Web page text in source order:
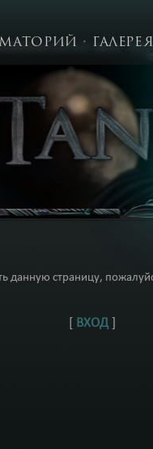
данную страницу,
ВХОД]